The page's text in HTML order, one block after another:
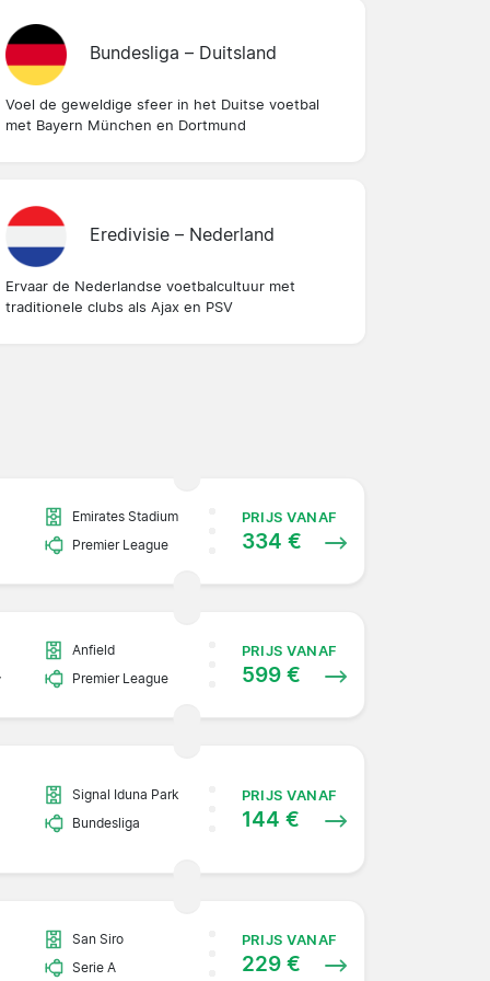
Bundesliga – Duitsland
Voel de geweldige sfeer in het Duitse voetbal
met Bayern München en Dortmund
Eredivisie – Nederland
Ervaar de Nederlandse voetbalcultuur met
traditionele clubs als Ajax en PSV
Emirates Stadium
Premier League
PRIJS VANAF
334 €
Anfield
Premier League
PRIJS VANAF
599 €
Signal Iduna Park
Bundesliga
PRIJS VANAF
144 €
San Siro
Serie A
PRIJS VANAF
229 €